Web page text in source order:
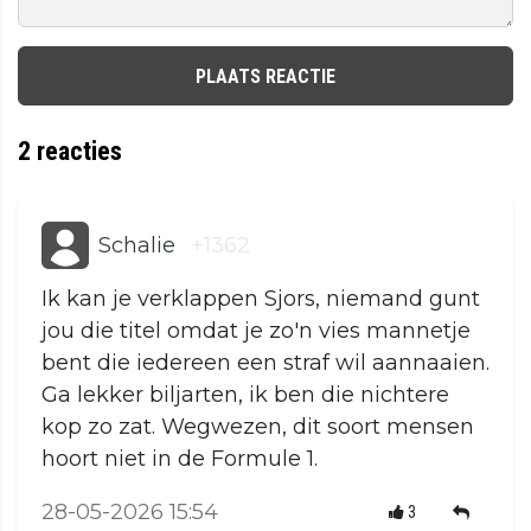
PLAATS REACTIE
2 reacties
Schalie +1362
Ik kan je verklappen Sjors, niemand gunt
jou die titel omdat je zo'n vies mannetje
bent die iedereen een straf wil aannaaien.
Ga lekker biljarten, ik ben die nichtere
kop zo zat. Wegwezen, dit soort mensen
hoort niet in de Formule 1.
28-05-2026 15:54 3